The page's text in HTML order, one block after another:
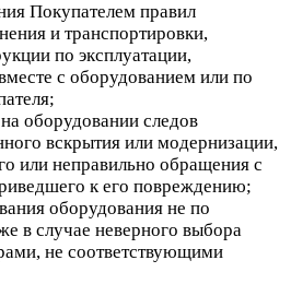
Покупателем правил
и транспортировки,
по эксплуатации,
с оборудованием или по
оборудовании следов
вскрытия или модернизации,
или неправильно обращения с
к его повреждению;
оборудования не по
в случае неверного выбора
не соответствующими